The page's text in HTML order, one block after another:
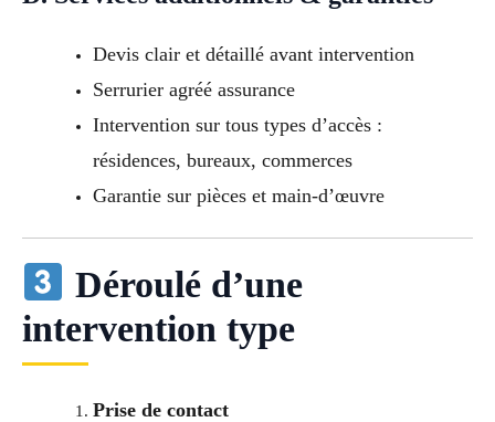
Devis clair et détaillé avant intervention
Serrurier agréé assurance
Intervention sur tous types d’accès :
résidences, bureaux, commerces
Garantie sur pièces et main-d’œuvre
Déroulé d’une
intervention type
Prise de contact